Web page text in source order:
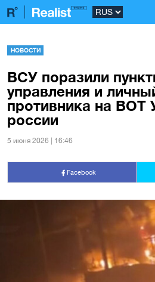
НОВОСТИ
ВСУ поразили
управления и
противника на ВОТ
россии
5 июня 2026 | 16:46
Facebook